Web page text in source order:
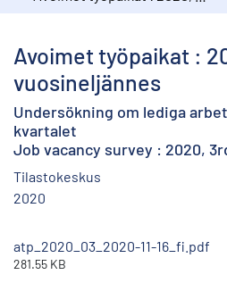
Avoimet työpaikat :
vuosineljännes
Undersökning om lediga
kvartalet
Job vacancy survey : 2020,
Tilastokeskus
2020
atp_2020_03_2020-11-16_fi.pdf
281.55 KB